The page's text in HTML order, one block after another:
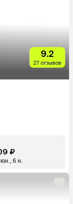
9.2
27 отзывов
₽
6 н.